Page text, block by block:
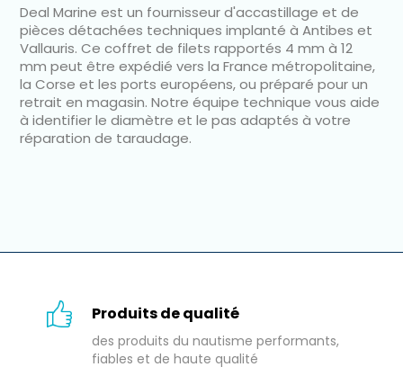
Deal Marine est un fournisseur d'accastillage et de
pièces détachées techniques implanté à Antibes et
Vallauris. Ce coffret de filets rapportés 4 mm à 12
mm peut être expédié vers la France métropolitaine,
la Corse et les ports européens, ou préparé pour un
retrait en magasin. Notre équipe technique vous aide
à identifier le diamètre et le pas adaptés à votre
réparation de taraudage.
Produits de qualité
des produits du nautisme performants,
fiables et de haute qualité